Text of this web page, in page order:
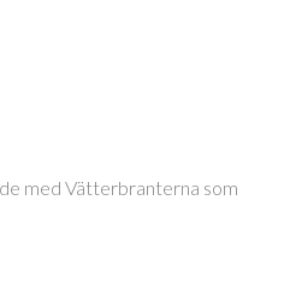
med Vätterbranterna som